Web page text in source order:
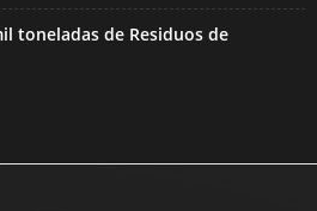
toneladas de Residuos de